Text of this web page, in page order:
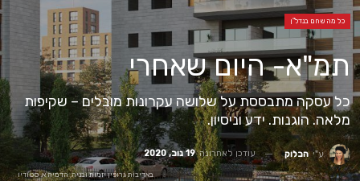
כל מה שחם בנדל"ן
תמ"א- היום שאחרי
כל עסקה מתבססת על שלושה עקרונות מובלים – שקיפות
מלאה. הוגנות. ידע וניסיון.
ע"י הבלוק עודכן לאחרונה19 נוב, 2020
באדיבות גרופין יזמות ובניה, הדמיה א. סטודיו